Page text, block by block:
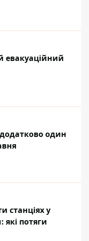
евакуаційний
один
станціях у
які потяги